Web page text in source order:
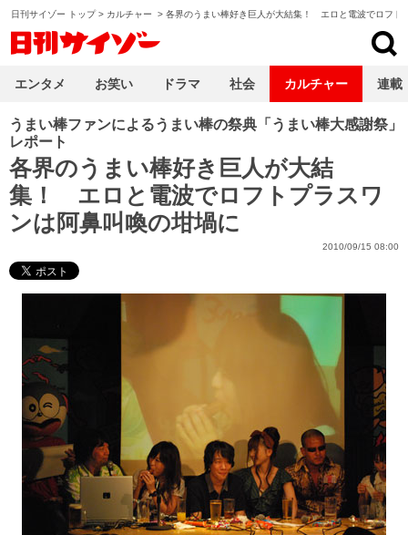
日刊サイゾー トップ> カルチャー > 各界のうまい棒好き巨人が大結集！ エロと電波でロフト
うまい棒ファンによるうまい棒の祭典「うまい棒大感謝祭」
レポート
各界のうまい棒好き巨人が大結
集！ エロと電波でロフトプラスワ
ンは阿鼻叫喚の坩堝に
2010/09/15 08:00
エンタメ お笑い ドラマ 社会 カルチャー 連載